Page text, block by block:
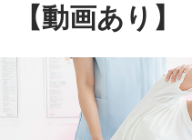
【動画あり】